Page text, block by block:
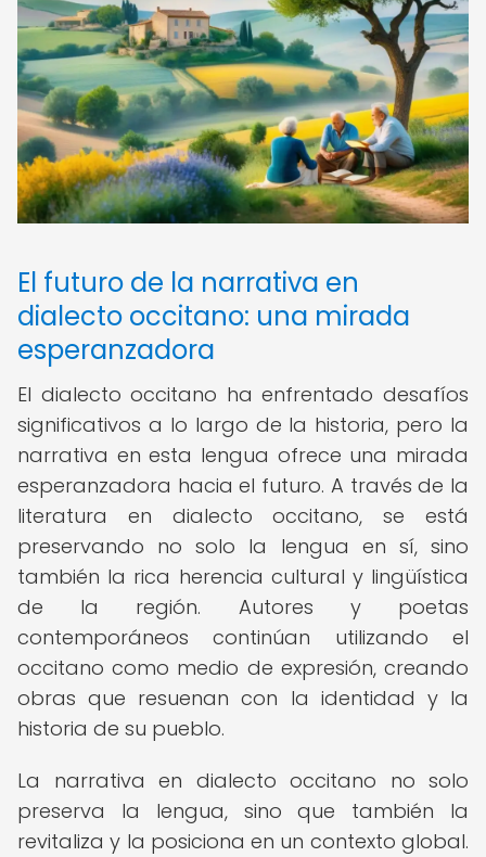
El futuro de la narrativa en
dialecto occitano: una mirada
esperanzadora
El dialecto occitano ha enfrentado desafíos
significativos a lo largo de la historia, pero la
narrativa en esta lengua ofrece una mirada
esperanzadora hacia el futuro. A través de la
literatura en dialecto occitano, se está
preservando no solo la lengua en sí, sino
también la rica herencia cultural y lingüística
de la región. Autores y poetas
contemporáneos continúan utilizando el
occitano como medio de expresión, creando
obras que resuenan con la identidad y la
historia de su pueblo.
La narrativa en dialecto occitano no solo
preserva la lengua, sino que también la
revitaliza y la posiciona en un contexto global.